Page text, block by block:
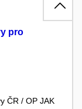
pro
ČR / OP JAK